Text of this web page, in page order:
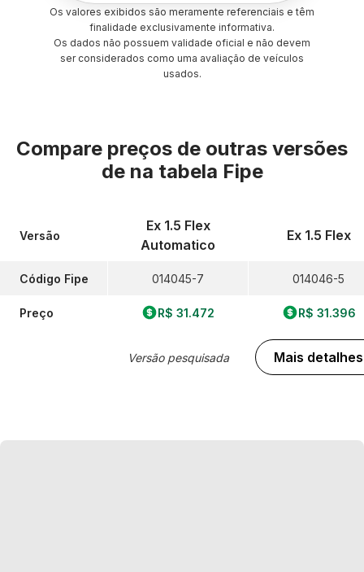
Os valores exibidos são meramente referenciais e têm
finalidade exclusivamente informativa.
Os dados não possuem validade oficial e não devem
ser considerados como uma avaliação de veículos
usados.
Compare preços de outras versões
de na tabela Fipe
Versão
Código Fipe
Preço
Ex 1.5 Flex
Automatico
014045-7
R$ 31.472
Versão pesquisada
Ex 1.5 Flex
014046-5
R$ 31.396
Mais detalhes